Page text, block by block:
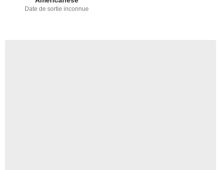
Date de sortie inconnue